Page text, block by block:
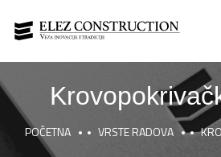
POČETNA VRSTE RADOVA